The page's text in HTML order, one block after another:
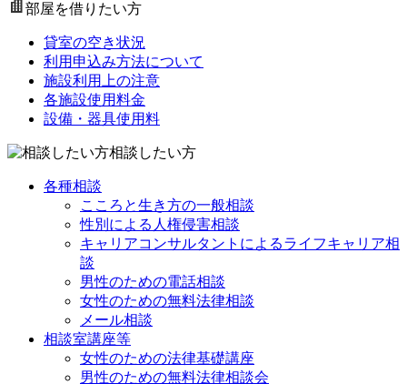
部屋を借りたい方
貸室の空き状況
利用申込み方法について
施設利用上の注意
各施設使用料金
設備・器具使用料
相談したい方
各種相談
こころと生き方の一般相談
性別による人権侵害相談
キャリアコンサルタントによるライフキャリア相
談
男性のための電話相談
女性のための無料法律相談
メール相談
相談室講座等
女性のための法律基礎講座
男性のための無料法律相談会